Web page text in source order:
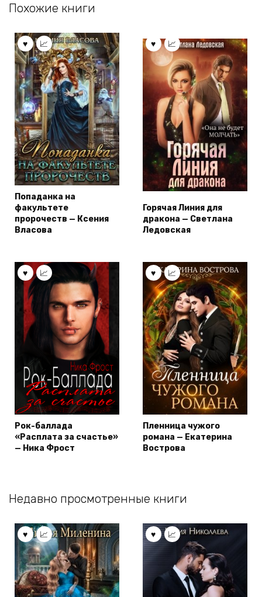
Похожие книги
Попаданка на
факультете
пророчеств — Ксения
Власова
Горячая Линия для
дракона — Светлана
Ледовская
Рок-баллада
«Расплата за счастье»
— Ника Фрост
Пленница чужого
романа — Екатерина
Вострова
Недавно просмотренные книги